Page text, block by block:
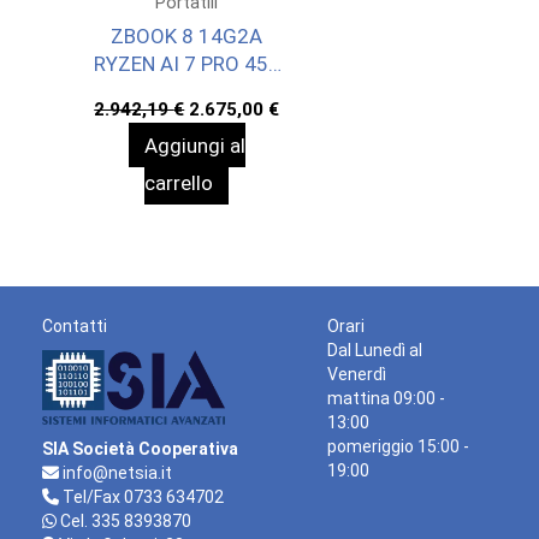
ZBOOK 8 14G2A
RYZEN AI 7 PRO 450
2.942,19€ Il
prezzo
originale
2.942,19 €.
2.675,00 €Il
prezzo
Aggiungi al
carrello
Contatti
SIA Società Cooperativa
info@netsia.it
Tel/Fax 0733 634702
Cel. 335 8393870
Orari
Dal Lunedì al
Venerdì
mattina 09:00 -
13:00
pomeriggio 15:00 -
19:00